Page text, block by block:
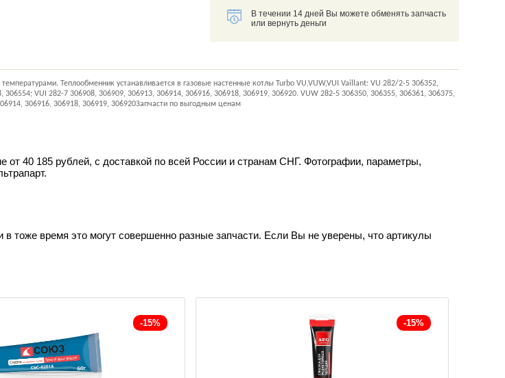
В течении 14 дней Вы можете обменять запчасть
или вернуть деньги
Теплообменник устанавливается в газовые настенные котлы Turbo VU,VUW,VUI Vaillant: VU 282/2-5 306352,
VUI 282-7 306908, 306909, 306913, 306914, 306916, 306918, 306919, 306920. VUW 282-5 306350, 306355, 306361, 306375,
306916, 306918, 306919, 306920Запчасти по выгодным ценам
40 185 рублей, с доставкой по всей России и странам СНГ. Фотографии, параметры,
тоже время это могут совершенно разные запчасти. Если Вы не уверены, что артикулы
-15% -15%